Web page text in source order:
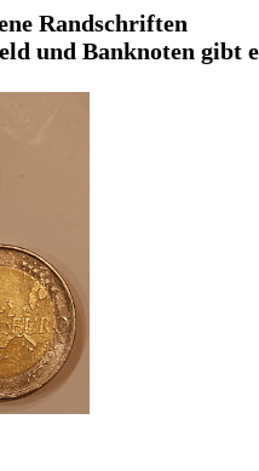
Randschriften
und Banknoten gibt